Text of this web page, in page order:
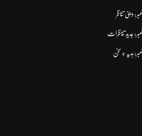
دینی تناظر
جدید تناظرات
ہدیہ ءِ سُخن